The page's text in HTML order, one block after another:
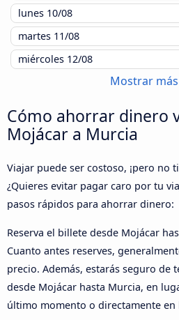
lunes 10/08
martes 11/08
miércoles 12/08
Mostrar
Cómo ahorrar dinero
Mojácar a Murcia
Viajar puede ser costoso, ¡pero no
¿Quieres evitar pagar caro por tu
pasos rápidos para ahorrar dinero:
Reserva el billete desde Mojácar
Cuanto antes reserves,
precio. Además, estarás seguro de
desde Mojácar hasta Murcia, en
último momento o directamente en